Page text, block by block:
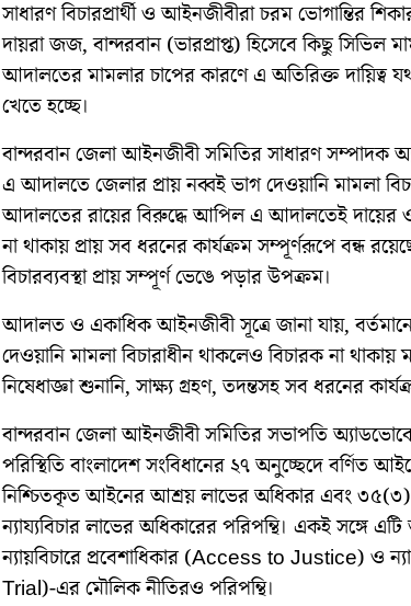
সাধারণ বিচারপ্রার্থী ও আইনজীবীরা চরম ভোগান্তির
দায়রা জজ, বান্দরবান (ভারপ্রাপ্ত) হিসেবে কিছু সিভিল
আদালতের মামলার চাপের কারণে এ অতিরিক্ত দায়িত্ব
খেতে হচ্ছে।
বান্দরবান জেলা আইনজীবী সমিতির সাধারণ
এ আদালতে জেলার প্রায় নব্বই ভাগ দেওয়ানি মামলা
আদালতের রায়ের বিরুদ্ধে আপিল এ আদালতেই দায়ের ও
না থাকায় প্রায় সব ধরনের কার্যক্রম সম্পূর্ণরূপে বন্ধ
বিচারব্যবস্থা প্রায় সম্পূর্ণ ভেঙে পড়ার উপক্রম।
আদালত ও একাধিক আইনজীবী সূত্রে জানা যায়,
দেওয়ানি মামলা বিচারাধীন থাকলেও বিচারক না
নিষেধাজ্ঞা শুনানি, সাক্ষ্য গ্রহণ, তদন্তসহ সব ধরনের
বান্দরবান জেলা আইনজীবী সমিতির সভাপতি
পরিস্থিতি বাংলাদেশ সংবিধানের ২৭ অনুচ্ছেদে বর্ণিত
নিশ্চিতকৃত আইনের আশ্রয় লাভের অধিকার এবং ৩৫(৩)
ন্যায্যবিচার লাভের অধিকারের পরিপন্থি। একই সঙ্গে
ন্যায়বিচারে প্রবেশাধিকার (Access to Justice) ও
Trial)-এর মৌলিক নীতিরও পরিপন্থি।